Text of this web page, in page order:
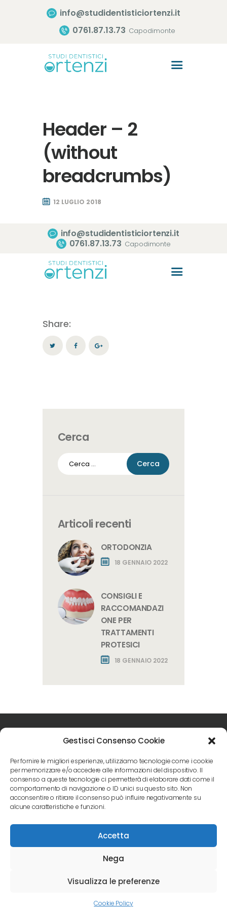
Gestisci Consenso Cookie
Per fornire le migliori esperienze, utilizziamo tecnologie come i cookie
per memorizzare e/o accedere alle informazioni del dispositivo. Il
consenso a queste tecnologie ci permetterà di elaborare dati come il
comportamento di navigazione o ID unici su questo sito. Non
acconsentire o ritirare il consenso può influire negativamente su
alcune caratteristiche e funzioni.
Accetta
Nega
Visualizza le preferenze
Cookie Policy
info@studidentisticiortenzi.it
0761.87.13.73 Capodimonte
Trattamenti
Consigli Utili
Il Team
Contatti
Header – 2
(without
breadcrumbs)
12 LUGLIO 2018
info@studidentisticiortenzi.it
0761.87.13.73 Capodimonte
Share:
Cerca
Ricerca
per:
Articoli recenti
ORTODONZIA
18 GENNAIO 2022
CONSIGLI E
RACCOMANDAZI
ONE PER
TRATTAMENTI
PROTESICI
18 GENNAIO 2022
Seguici sui social
Studi Dentistici Ortenzi © . All Rights Reserved.
P.IVA 01306750561